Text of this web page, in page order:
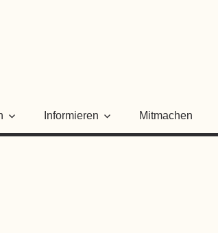
Informieren Mitmachen